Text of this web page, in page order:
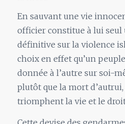
En sauvant une vie
officier constitue à lui seul
définitive sur la violence
choix en effet qu’un
donnée à l’autre sur soi-
plutôt que la mort
triomphent la vie et le